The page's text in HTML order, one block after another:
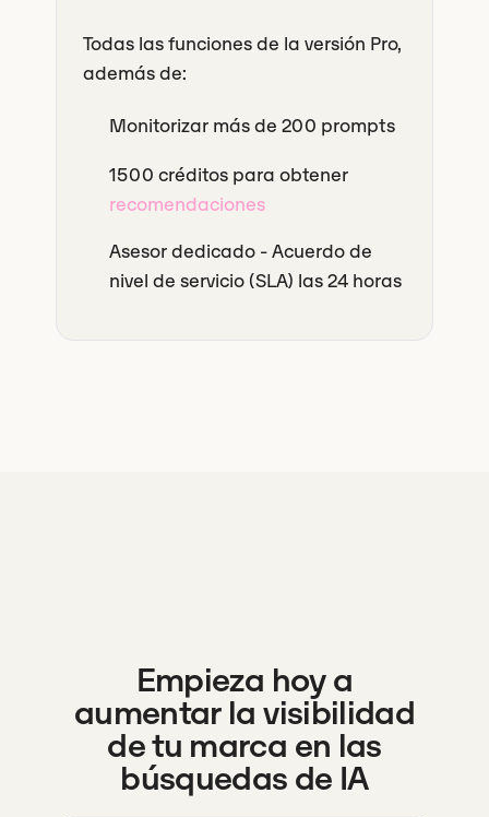
Todas las funciones de la versión Pro,
además de:
Monitorizar más de 200 prompts
1500 créditos para obtener
recomendaciones
Asesor dedicado - Acuerdo de
nivel de servicio (SLA) las 24 horas
Empieza hoy a
aumentar la visibilidad
de tu marca en las
búsquedas de IA